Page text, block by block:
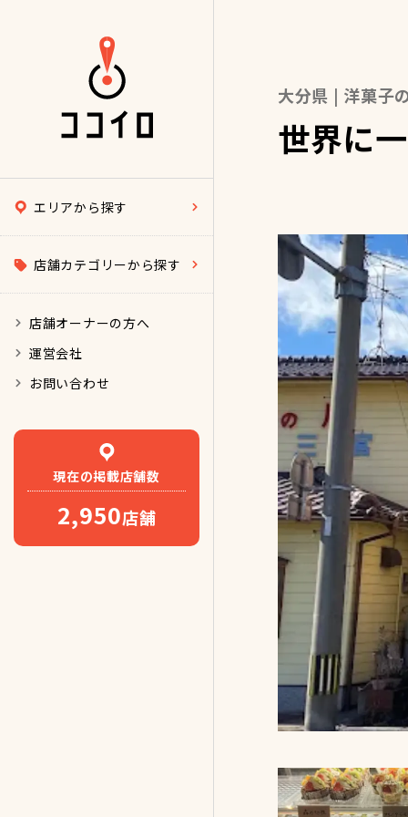
エリアから探す
店舗カテゴリーから探す
店舗オーナーの方へ
運営会社
お問い合わせ
現在の掲載店舗数
2,950店舗
大分県 | 洋菓子
世界に